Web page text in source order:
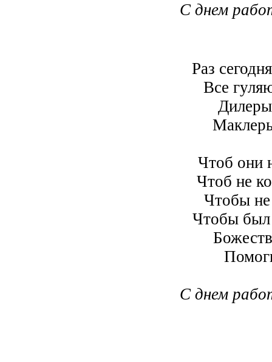
С днем
Раз
Все
Чтоб они
Чтоб не
Чтобы не
Чтобы был
С днем